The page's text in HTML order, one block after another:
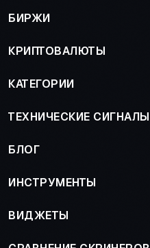
БИРЖИ
КРИПТОВАЛЮТЫ
КАТЕГОРИИ
ТЕХНИЧЕСКИЕ СИГНАЛЫ
БЛОГ
ИНСТРУМЕНТЫ
ВИДЖЕТЫ